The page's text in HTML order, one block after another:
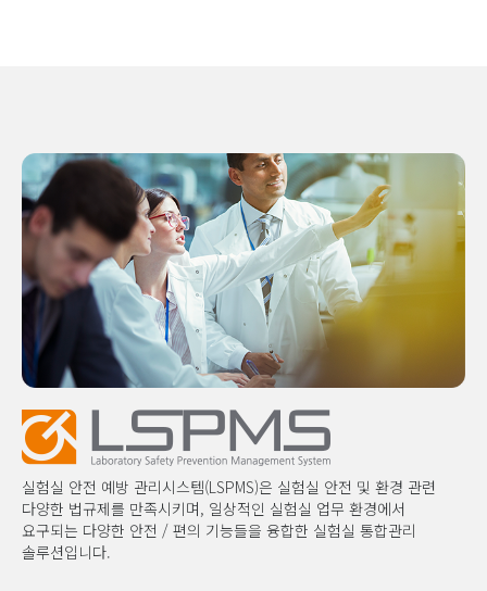
실험실 안전 예방 관리시스템(LSPMS)은 실험실 안전 및 환경 관련
다양한 법규제를 만족시키며, 일상적인 실험실 업무 환경에서
요구되는 다양한 안전 / 편의 기능들을 융합한 실험실 통합관리
솔루션입니다.